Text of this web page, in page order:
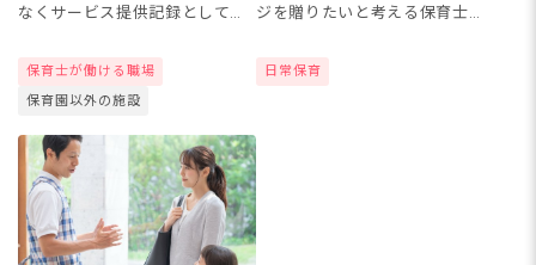
なくサービス提供記録としての
ない」「時間がかかりすぎる」
と悩む保育士・指導員の方に向
保育士が働ける職場
保育園以外の施設
ジを贈りたいと考える保育士さ
こんでくれそうですね。今回は
日常保育